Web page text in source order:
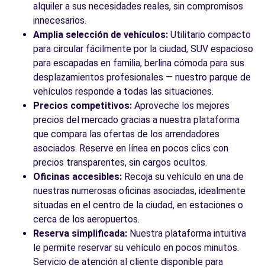
alquiler a sus necesidades reales, sin compromisos
innecesarios.
Amplia selección de vehículos: Utilitario compacto
para circular fácilmente por la ciudad, SUV espacioso
para escapadas en familia, berlina cómoda para sus
desplazamientos profesionales — nuestro parque de
vehículos responde a todas las situaciones.
Precios competitivos: Aproveche los mejores
precios del mercado gracias a nuestra plataforma
que compara las ofertas de los arrendadores
asociados. Reserve en línea en pocos clics con
precios transparentes, sin cargos ocultos.
Oficinas accesibles: Recoja su vehículo en una de
nuestras numerosas oficinas asociadas, idealmente
situadas en el centro de la ciudad, en estaciones o
cerca de los aeropuertos.
Reserva simplificada: Nuestra plataforma intuitiva
le permite reservar su vehículo en pocos minutos.
Servicio de atención al cliente disponible para